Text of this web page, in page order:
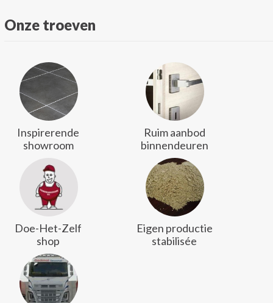
Onze troeven
Inspirerende
showroom
Ruim aanbod
binnendeuren
Doe-Het-Zelf
shop
Eigen productie
stabilisée